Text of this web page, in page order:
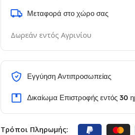
Μεταφορά στο χώρο σας
Δωρεάν εντός Αγρινίου
Εγγύηση Αντιπροσωπείας
Δικαίωμα Επιστροφής εντός 30
Τρόποι Πληρωμής: